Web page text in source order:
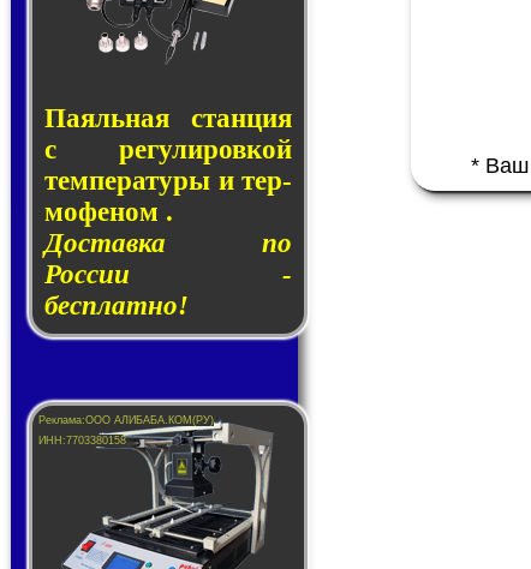
Паяльная стан­ция
с ре­гу­ли­ров­кой
тем­пе­ра­ту­ры и тер­
мо­фе­ном .
Доставка по
России -
бесплатно!
* Ваш